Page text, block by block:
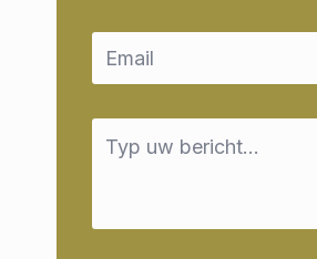
Email
Message